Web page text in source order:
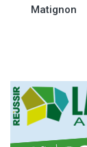
l’article
Matignon